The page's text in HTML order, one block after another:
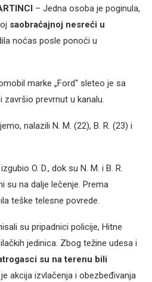
– Jedna osoba je poginula,
saobraćajnoj nesreći u
noćas posle ponoći u
marke „Ford“ sleteo je sa
završio prevrnut u kanalu.
nalazili N. M. (22), B. R. (23) i
O. D., dok su N. M. i B. R.
su na dalje lečenje. Prema
teške telesne povrede.
su pripadnici policije, Hitne
jedinica. Zbog težine udesa i
su na terenu bili
akcija izvlačenja i obezbeđivanja